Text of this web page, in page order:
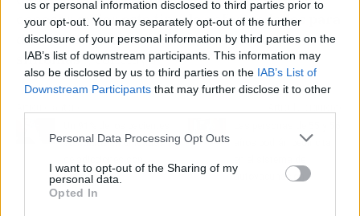
us or personal information disclosed to third parties prior to
your opt-out. You may separately opt-out of the further
disclosure of your personal information by third parties on the
IAB’s list of downstream participants. This information may
also be disclosed by us to third parties on the IAB’s List of
Downstream Participants that may further disclose it to other
Personal Data Processing Opt Outs
I want to opt-out of the Sharing of my
personal data.
Opted In
conocer mejor este tipo de enfermedades para
desarrollar tratamientos eficaces contra sus
síntomas", concluye.
atendidos en unidades
fumadores
años podrán pedir cita
autovacunación